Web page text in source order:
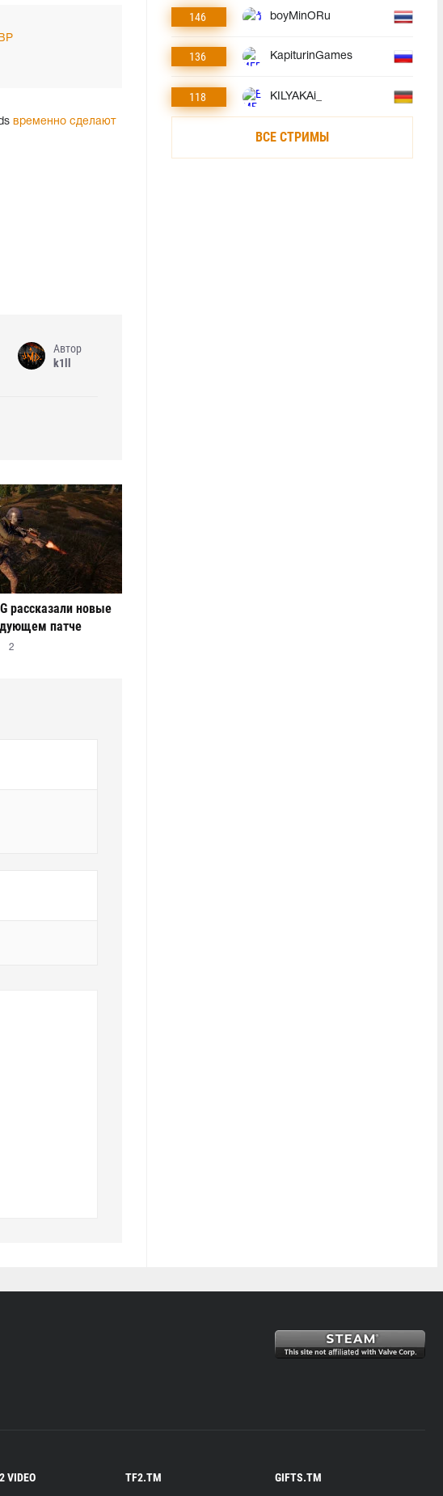
временно сделают
Автор
k1ll
рассказали новые
патче
2
146 boyMinORu
136 KapiturinGames
118 KILYAKAi_
ВСЕ СТРИМЫ
VIDEO TF2.TM GIFTS.TM